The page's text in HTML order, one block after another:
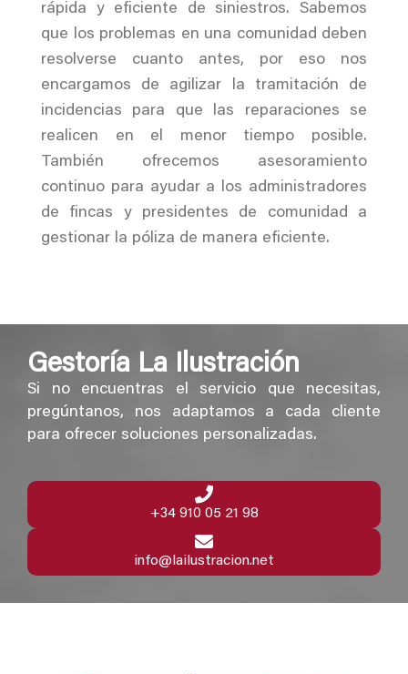
rápida y eficiente de siniestros. Sabemos
que los problemas en una comunidad deben
resolverse cuanto antes, por eso nos
encargamos de agilizar la tramitación de
incidencias para que las reparaciones se
realicen en el menor tiempo posible.
También ofrecemos asesoramiento
continuo para ayudar a los administradores
de fincas y presidentes de comunidad a
gestionar la póliza de manera eficiente.
Gestoría La Ilustración
Si no encuentras el servicio que necesitas,
pregúntanos, nos adaptamos a cada cliente
para ofrecer soluciones personalizadas.
+34 910 05 21 98
info@lailustracion.net